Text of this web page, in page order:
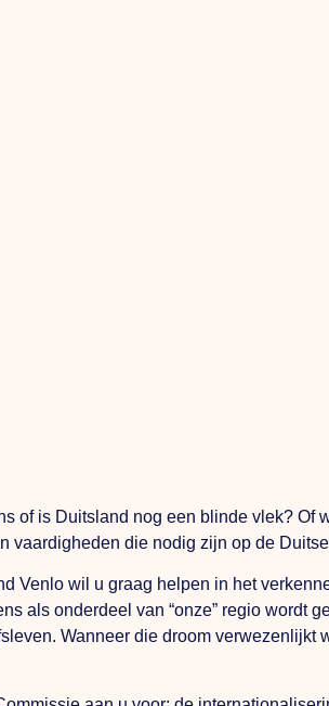
of is Duitsland nog een blinde vlek? Of
vaardigheden die nodig zijn op de
Venlo wil u graag helpen in het
als onderdeel van “onze” regio wordt
Wanneer die droom verwezenlijkt